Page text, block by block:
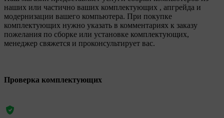
наших или частично ваших комплектующих , апгрейда и
модернизации вашего компьютера. При покупке
комплектующих нужно указать в комментариях к заказу
пожелания по сборке или установке комплектующих,
менеджер свяжется и проконсультирует вас.
Проверка комплектующих